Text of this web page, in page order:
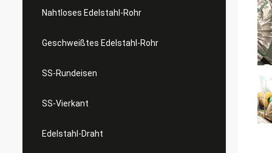
Nahtloses Edelstahl-Rohr
Geschweißtes Edelstahl-Rohr
SS-Rundeisen
SS-Vierkant
Edelstahl-Draht